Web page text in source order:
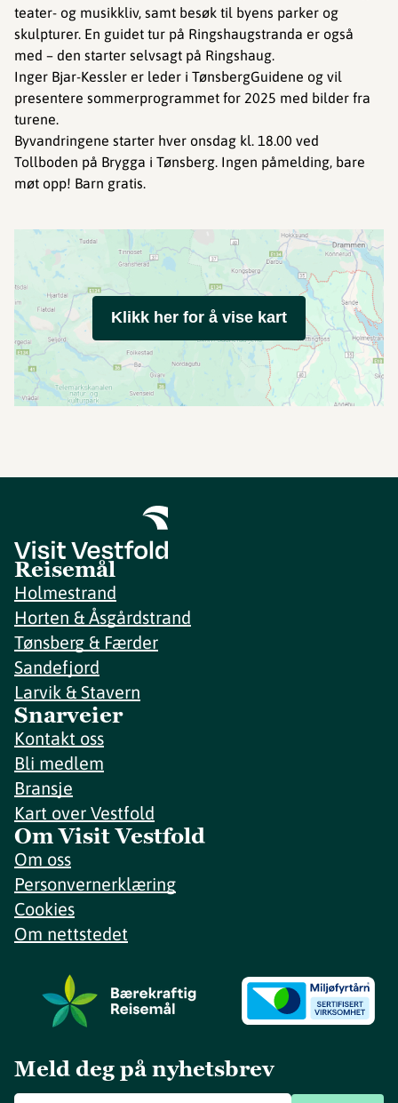
teater- og musikkliv, samt besøk til byens parker og
skulpturer. En guidet tur på Ringshaugstranda er også
med – den starter selvsagt på Ringshaug.
Inger Bjar-Kessler er leder i TønsbergGuidene og vil
presentere sommerprogrammet for 2025 med bilder fra
turene.
Byvandringene starter hver onsdag kl. 18.00 ved
Tollboden på Brygga i Tønsberg. Ingen påmelding, bare
møt opp! Barn gratis.
Klikk her for å vise kart
Reisemål
Holmestrand
Horten & Åsgårdstrand
Tønsberg & Færder
Sandefjord
Larvik & Stavern
Snarveier
Kontakt oss
Bli medlem
Bransje
Kart over Vestfold
Om Visit Vestfold
Om oss
Personvernerklæring
Cookies
Om nettstedet
Meld deg på nyhetsbrev